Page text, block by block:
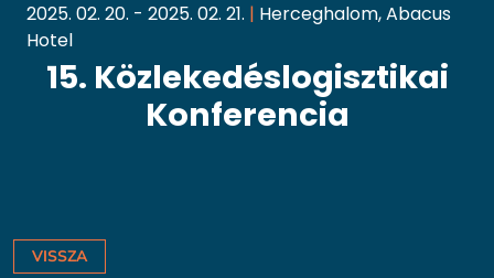
2025. 02. 20. - 2025. 02. 21. | Herceghalom, Abacus
Hotel
15. Közlekedéslogisztikai
Konferencia
VISSZA